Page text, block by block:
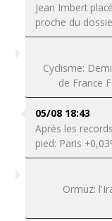
Jean Imbert
proche du
Cyclisme:
de France
05/08 18:43
Après les
pied: Paris
Ormuz: